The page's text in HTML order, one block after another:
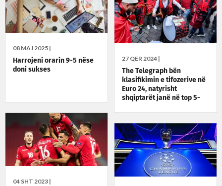
08 MAJ 2025 |
Harrojeni orarin 9-5 nëse
doni sukses
27 QER 2024 |
The Telegraph bën
klasifikimin e tifozerive në
Euro 24, natyrisht
shqiptarët janë në top 5-
04 SHT 2023 |